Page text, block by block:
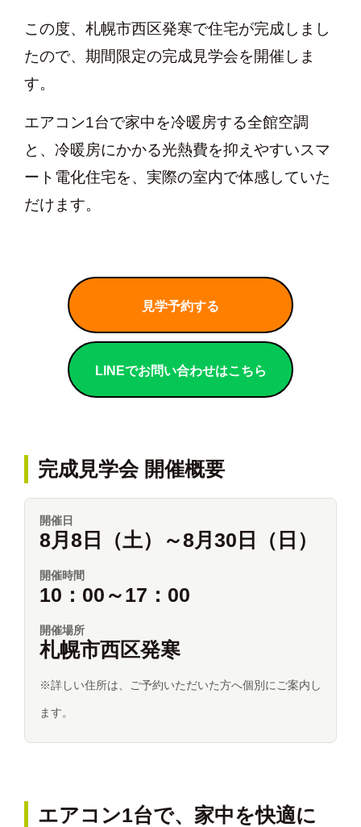
この度、札幌市西区発寒で住宅が完成しまし
たので、期間限定の完成見学会を開催しま
す。
エアコン1台で家中を冷暖房する全館空調
と、冷暖房にかかる光熱費を抑えやすいスマ
ート電化住宅を、実際の室内で体感していた
だけます。
見学予約する
LINEでお問い合わせはこちら
完成見学会 開催概要
開催日
8月8日（土）～8月30日（日）
開催時間
10：00～17：00
開催場所
札幌市西区発寒
※詳しい住所は、ご予約いただいた方へ個別にご案内し
ます。
エアコン1台で、家中を快適に